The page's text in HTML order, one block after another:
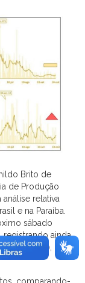
Brito de
de Produção
relativa
e na Paraíba.
sábado
registrando ainda
os 13.740, com
comparando-